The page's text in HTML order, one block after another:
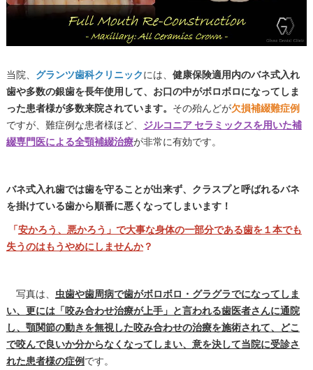
当院、 グランツ歯科クリニックには、 健康保険適用内のバネ式入れ
歯や多数の銀歯を長年使用して、お口の中がボロボロになってしま
った患者様が多数来院されています。 その殆んどが欠損補綴難症例
ですが、難症例な患者様ほど、 ジルコニア セラミックスを用いた補
綴専門医による全顎補綴治療が非常に有効です。
バネ式入れ歯では歯を守ることが出来ず、クラスプと呼ばれるバネ
を掛けている歯から順番に悪くなってしまいます！
「安かろう、悪かろう」で大事な身体の一部分である歯を１本でも
失うのはもうやめにしませんか？
写真は、 虫歯や歯周病で歯がボロボロ・グラグラでになってしま
い、更には「咬み合わせ治療が上手」と言われる歯医者さんに通院
し、顎関節の動きを無視した咬み合わせの治療を施術されて、どこ
で咬んで良いか分からなくなってしまい、意を決して当院に受診さ
れた患者様の症例です。